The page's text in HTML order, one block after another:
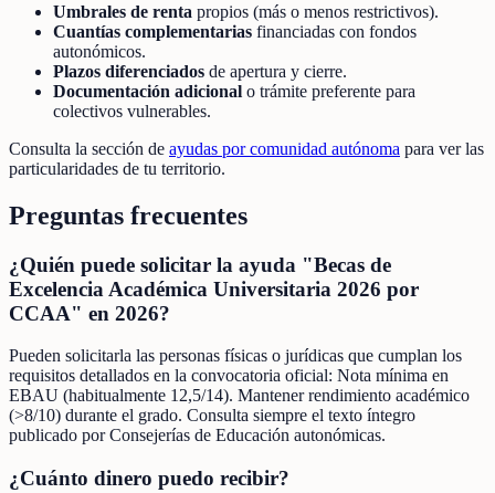
Umbrales de renta propios (más o menos restrictivos).
Cuantías complementarias financiadas con fondos
autonómicos.
Plazos diferenciados de apertura y cierre.
Documentación adicional o trámite preferente para
colectivos vulnerables.
Consulta la sección de ayudas por comunidad autónoma para ver las
particularidades de tu territorio.
Preguntas frecuentes
¿Quién puede solicitar la ayuda "Becas de
Excelencia Académica Universitaria 2026 por
CCAA" en 2026?
Pueden solicitarla las personas físicas o jurídicas que cumplan los
requisitos detallados en la convocatoria oficial: Nota mínima en
EBAU (habitualmente 12,5/14). Mantener rendimiento académico
(>8/10) durante el grado. Consulta siempre el texto íntegro
publicado por Consejerías de Educación autonómicas.
¿Cuánto dinero puedo recibir?